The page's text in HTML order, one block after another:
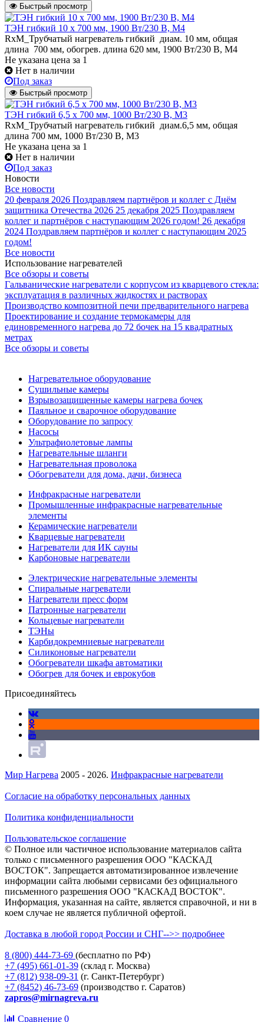
Быстрый просмотр
ТЭН гибкий 10 х 700 мм, 1900 Вт/230 В, M4
RxM_Трубчатый нагреватель гибкий диам. 10 мм, общая
длина 700 мм, обогрев. длина 620 мм, 1900 Вт/230 В, M4
Не указана цена за 1
Нет в наличии
Под заказ
Быстрый просмотр
ТЭН гибкий 6,5 x 700 мм, 1000 Вт/230 В, M3
RxM_Трубчатый нагреватель гибкий диам.6,5 мм, общая
длина 700 мм, 1000 Вт/230 В, M3
Не указана цена за 1
Нет в наличии
Под заказ
Новости
Все новости
20 февраля 2026 Поздравляем партнёров и коллег с Днём
защитника Отечества 2026 25 декабря 2025 Поздравляем
коллег и партнёров с наступающим 2026 годом! 26 декабря
2024 Поздравляем партнёров и коллег с наступающим 2025
годом!
Все новости
Использование нагревателей
Все обзоры и советы
Гальванические нагреватели с корпусом из кварцевого стекла:
эксплуатация в различных жидкостях и растворах
Производство композитной печи предварительного нагрева
Проектирование и создание термокамеры для
единовременного нагрева до 72 бочек на 15 квадратных
метрах
Все обзоры и советы
Нагревательное оборудование
Сушильные камеры
Взрывозащищенные камеры нагрева бочек
Паяльное и сварочное оборудование
Оборудование по запросу
Насосы
Ультрафиолетовые лампы
Нагревательные шланги
Нагревательная проволока
Обогреватели для дома, дачи, бизнеса
Инфракрасные нагреватели
Промышленные инфракрасные нагревательные
элементы
Керамические нагреватели
Кварцевые нагреватели
Нагреватели для ИК сауны
Карбоновые нагреватели
Электрические нагревательные элементы
Спиральные нагреватели
Нагреватели пресс форм
Патронные нагреватели
Кольцевые нагреватели
ТЭНы
Карбидокремниевые нагреватели
Силиконовые нагреватели
Обогреватели шкафа автоматики
Обогрев для бочек и еврокубов
Присоединяйтесь
Мир Нагрева 2005 - 2026. Инфракрасные нагреватели
Согласие на обработку персональных данных
Политика конфиденциальности
Пользовательское соглашение
© Полное или частичное использование материалов сайта
только с письменного разрешения ООО "КАСКАД
ВОСТОК". Запрещается автоматизированное извлечение
информации сайта любыми сервисами без официального
письменного разрешения ООО "КАСКАД ВОСТОК".
Информация, указанная на сайте, является справочной, и ни в
коем случае не является публичной офертой.
Доставка в любой город России и СНГ-->> подробнее
8 (800) 444-73-69 (бесплатно по РФ)
+7 (495) 661-01-39 (склад г. Москва)
+7 (812) 938-09-31 (г. Санкт-Петербург)
+7 (8452) 46-73-69 (производство г. Саратов)
zapros@mirnagreva.ru
Сравнение 0